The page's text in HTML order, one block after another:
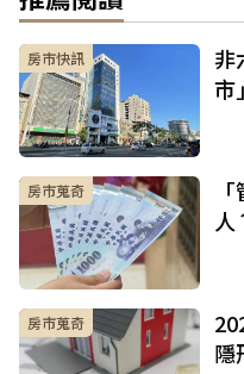
房市快訊
非
市
房市蒐奇
房市蒐奇
隱